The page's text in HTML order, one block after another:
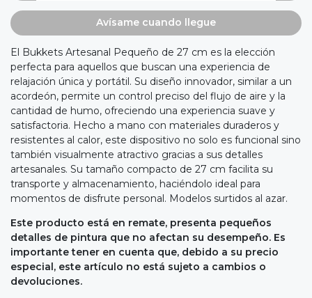
Avísame cuando llegue
El Bukkets Artesanal Pequeño de 27 cm es la elección
perfecta para aquellos que buscan una experiencia de
relajación única y portátil. Su diseño innovador, similar a un
acordeón, permite un control preciso del flujo de aire y la
cantidad de humo, ofreciendo una experiencia suave y
satisfactoria. Hecho a mano con materiales duraderos y
resistentes al calor, este dispositivo no solo es funcional sino
también visualmente atractivo gracias a sus detalles
artesanales. Su tamaño compacto de 27 cm facilita su
transporte y almacenamiento, haciéndolo ideal para
momentos de disfrute personal. Modelos surtidos al azar.
Este producto está en remate, presenta pequeños
detalles de pintura que no afectan su desempeño. Es
importante tener en cuenta que, debido a su precio
especial, este artículo no está sujeto a cambios o
devoluciones.